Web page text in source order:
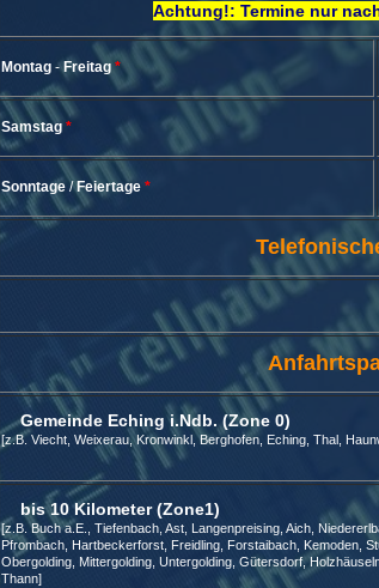
Achtung!: Termine nur
Montag - Freitag *
Samstag *
Sonntage / Feiertage *
Gemeinde Eching i.Ndb. (Zone 0)
[z.B. Viecht, Weixerau, Kronwinkl, Berghofen, Eching, Thal,
bis 10 Kilometer (Zone1)
[z.B. Buch a.E., Tiefenbach, Ast, Langenpreising, Aich,
Pfrombach, Hartbeckerforst, Freidling, Forstaibach, Kemoden,
Obergolding, Mittergolding, Untergolding, Gütersdorf,
Thann]